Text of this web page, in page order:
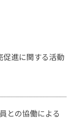
促進に関する活動
との協働による